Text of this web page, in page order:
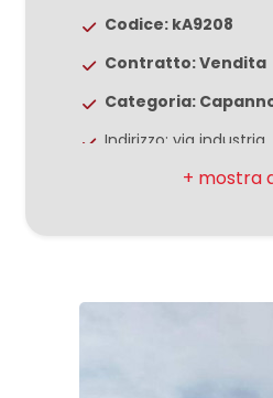
Codice: kA9208
Contratto: Vendita
Categoria:
Indirizzo: via industria,
Comune: Sannazzaro
minimi
Qualsiasi